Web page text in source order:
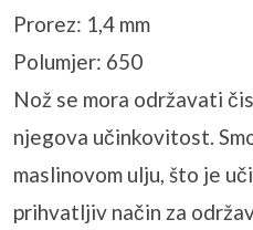
Prorez: 1,4 mm
Polumjer: 650
Nož se mora održavati
njegova učinkovitost.
maslinovom ulju, što je
prihvatljiv način za